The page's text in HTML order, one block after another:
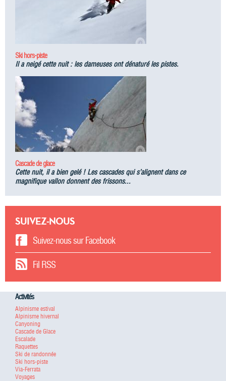
Ski hors-piste
Il a neigé cette nuit : les dameuses ont dénaturé les pistes.
Cascade de glace
Cette nuit, il a bien gelé ! Les cascades qui s’alignent dans ce
magnifique vallon donnent des frissons...
SUIVEZ-NOUS
Suivez-nous sur Facebook
Fil RSS
Activités
Alpinisme estival
Alpinisme hivernal
Canyoning
Cascade de Glace
Escalade
Raquettes
Ski de randonnée
Ski hors-piste
Via-Ferrata
Voyages